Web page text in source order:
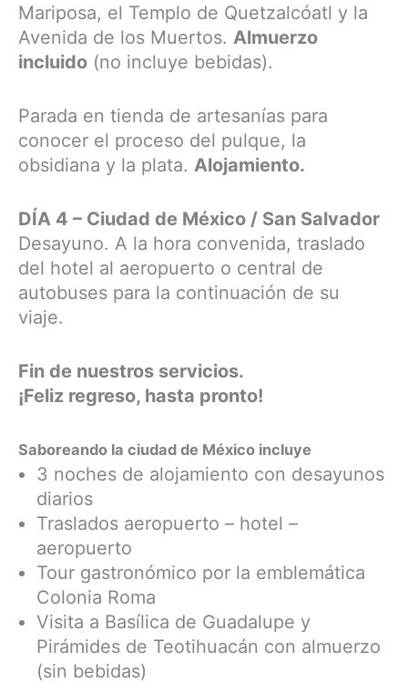
Mariposa, el Templo de Quetzalcóatl y la
Avenida de los Muertos. Almuerzo
incluido (no incluye bebidas).
Parada en tienda de artesanías para
conocer el proceso del pulque, la
obsidiana y la plata. Alojamiento.
DÍA 4 – Ciudad de México / San Salvador
Desayuno. A la hora convenida, traslado
del hotel al aeropuerto o central de
autobuses para la continuación de su
viaje.
Fin de nuestros servicios.
¡Feliz regreso, hasta pronto!
Saboreando la ciudad de México incluye
3 noches de alojamiento con desayunos
diarios
Traslados aeropuerto – hotel –
aeropuerto
Tour gastronómico por la emblemática
Colonia Roma
Visita a Basílica de Guadalupe y
Pirámides de Teotihuacán con almuerzo
(sin bebidas)